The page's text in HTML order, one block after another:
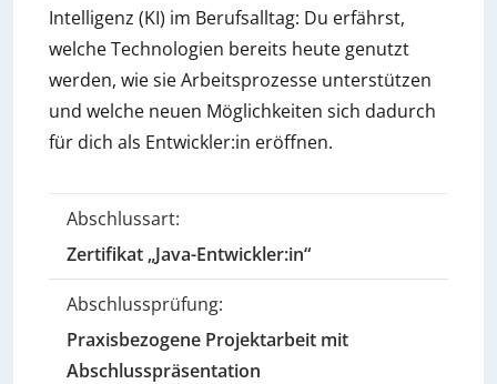
Intelligenz (KI) im Berufsalltag: Du erfährst,
welche Technologien bereits heute genutzt
werden, wie sie Arbeitsprozesse unterstützen
und welche neuen Möglichkeiten sich dadurch
für dich als Entwickler:in eröffnen.
Abschlussart:
Zertifikat „Java-Entwickler:in“
Abschlussprüfung:
Praxisbezogene Projektarbeit mit
Abschlusspräsentation